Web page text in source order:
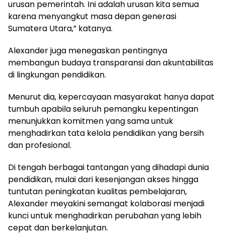
urusan pemerintah. Ini adalah urusan kita semua
karena menyangkut masa depan generasi
Sumatera Utara,” katanya.
Alexander juga menegaskan pentingnya
membangun budaya transparansi dan akuntabilitas
di lingkungan pendidikan.
Menurut dia, kepercayaan masyarakat hanya dapat
tumbuh apabila seluruh pemangku kepentingan
menunjukkan komitmen yang sama untuk
menghadirkan tata kelola pendidikan yang bersih
dan profesional.
Di tengah berbagai tantangan yang dihadapi dunia
pendidikan, mulai dari kesenjangan akses hingga
tuntutan peningkatan kualitas pembelajaran,
Alexander meyakini semangat kolaborasi menjadi
kunci untuk menghadirkan perubahan yang lebih
cepat dan berkelanjutan.